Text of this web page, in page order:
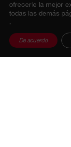
ofrecerle la mejor
todas las demás
.
De acuerdo